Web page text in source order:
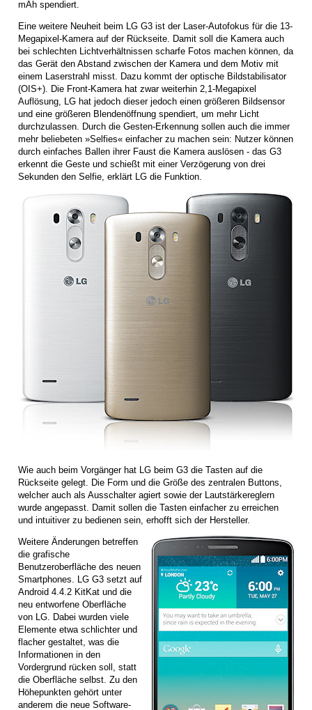
mAh spendiert.
Eine weitere Neuheit beim LG G3 ist der Laser-Autofokus für die 13-
Megapixel-Kamera auf der Rückseite. Damit soll die Kamera auch
bei schlechten Lichtverhältnissen scharfe Fotos machen können, da
das Gerät den Abstand zwischen der Kamera und dem Motiv mit
einem Laserstrahl misst. Dazu kommt der optische Bildstabilisator
(OIS+). Die Front-Kamera hat zwar weiterhin 2,1-Megapixel
Auflösung, LG hat jedoch dieser jedoch einen größeren Bildsensor
und eine größeren Blendenöffnung spendiert, um mehr Licht
durchzulassen. Durch die Gesten-Erkennung sollen auch die immer
mehr beliebeten »Selfies« einfacher zu machen sein: Nutzer können
durch einfaches Ballen ihrer Faust die Kamera auslösen - das G3
erkennt die Geste und schießt mit einer Verzögerung von drei
Sekunden den Selfie, erklärt LG die Funktion.
Wie auch beim Vorgänger hat LG beim G3 die Tasten auf die
Rückseite gelegt. Die Form und die Größe des zentralen Buttons,
welcher auch als Ausschalter agiert sowie der Lautstärkereglern
wurde angepasst. Damit sollen die Tasten einfacher zu erreichen
und intuitiver zu bedienen sein, erhofft sich der Hersteller.
Weitere Änderungen betreffen
die grafische
Benutzeroberfläche des neuen
Smartphones. LG G3 setzt auf
Android 4.4.2 KitKat und die
neu entworfene Oberfläche
von LG. Dabei wurden viele
Elemente etwa schlichter und
flacher gestaltet, was die
Informationen in den
Vordergrund rücken soll, statt
die Oberfläche selbst. Zu den
Höhepunkten gehört unter
anderem die neue Software-